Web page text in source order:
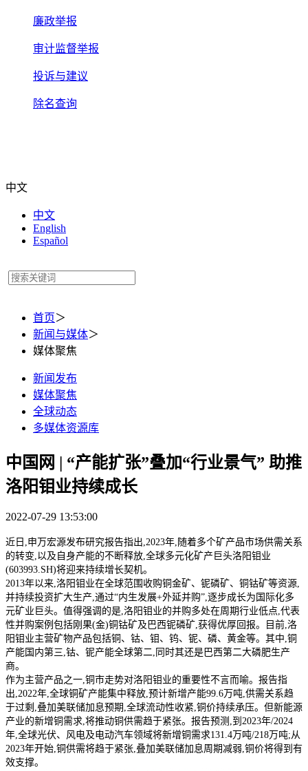
廉政举报
审计监督举报
投诉与建议
除名查询
中文
中文
English
Español
首页＞
新闻与媒体＞
媒体聚焦
新闻发布
媒体聚焦
全球动态
多媒体资源库
中国网 | “产能扩张”叠加“行业景气” 助推
洛阳钼业持续成长
2022-07-29 13:53:00
近日,申万宏源发布研究报告指出,2023年,随着多个矿产品市场供需关系
的转变,以及自身产能的不断释放,全球多元化矿产巨头洛阳钼业
(603993.SH)将迎来持续增长契机。
2013年以来,洛阳钼业在全球范围收购铜金矿、铌磷矿、铜钴矿等资源,
并持续投资扩大生产,通过“内生发展+外延并购”,逐步成长为国际化多
元矿业巨头。值得强调的是,洛阳钼业的并购多处在周期行业低点,代表
性并购案例包括刚果(金)铜钴矿及巴西铌磷矿,获得优厚回报。目前,洛
阳钼业主营矿物产品包括铜、钴、钼、钨、铌、磷、黄金等。其中,铜
产能国内第三,钴、铌产能全球第二,同时其还是巴西第二大磷肥生产
商。
作为主营产品之一,铜市走势对洛阳钼业的重要性不言而喻。报告指
出,2022年,全球铜矿产能集中释放,预计新增产能99.6万吨,供需关系趋
于过剩,叠加美联储加息预期,全球流动性收紧,铜价持续承压。但新能源
产业的新增铜需求,将推动铜供需趋于紧张。报告预测,到2023年/2024
年,全球光伏、风电及电动汽车领域将新增铜需求131.4万吨/218万吨;从
2023年开始,铜供需将趋于紧张,叠加美联储加息周期减弱,铜价将得到有
效支撑。